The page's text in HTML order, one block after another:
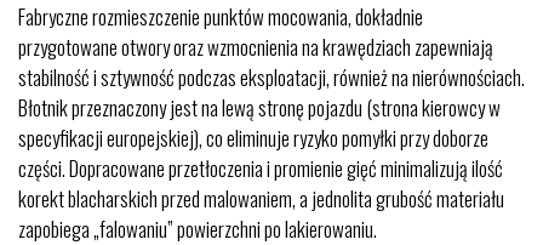
Fabryczne rozmieszczenie punktów mocowania, dokładnie
przygotowane otwory oraz wzmocnienia na krawędziach zapewniają
stabilność i sztywność podczas eksploatacji, również na nierównościach.
Błotnik przeznaczony jest na lewą stronę pojazdu (strona kierowcy w
specyfikacji europejskiej), co eliminuje ryzyko pomyłki przy doborze
części. Dopracowane przetłoczenia i promienie gięć minimalizują ilość
korekt blacharskich przed malowaniem, a jednolita grubość materiału
zapobiega „falowaniu” powierzchni po lakierowaniu.